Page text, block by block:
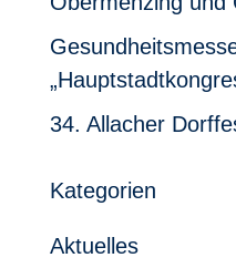
34. Allacher
Kategorien
Aktuelles